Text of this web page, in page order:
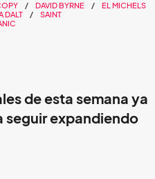
DAVID BYRNE
EL MICHELS
DALT
SAINT
de esta semana ya
seguir expandiendo